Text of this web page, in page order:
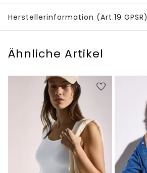
Herstellerinformation (Art.19 GPSR)
Ähnliche Artikel